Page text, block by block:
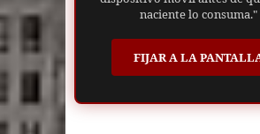
naciente lo consuma."
FIJAR A LA